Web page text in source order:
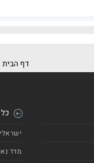
דף הבית
מדד